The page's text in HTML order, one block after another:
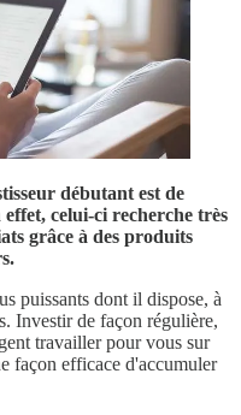
débutant est de
celui-ci recherche très
grâce à des produits
puissants dont il dispose, à
Investir de façon régulière,
travailler pour vous sur
façon efficace d'accumuler